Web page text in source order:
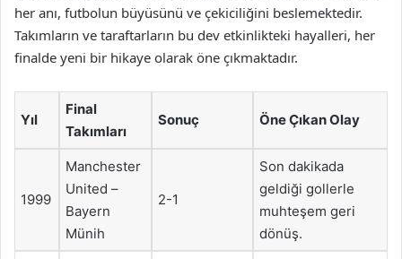
her anı, futbolun büyüsünü ve çekiciliğini beslemektedir.
Takımların ve taraftarların bu dev etkinlikteki hayalleri, her
finalde yeni bir hikaye olarak öne çıkmaktadır.
Yıl
Final
Takımları
Sonuç Öne Çıkan Olay
1999
Manchester
United –
Bayern
Münih
2-1
Son dakikada
geldiği gollerle
muhteşem geri
dönüş.